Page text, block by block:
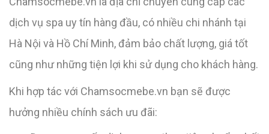
dịch vụ spa uy tín hàng đầu, có nhiều chi nhánh tại
Hà Nội và Hồ Chí Minh, đảm bảo chất lượng, giá tốt
cũng như những tiện lợi khi sử dụng cho khách hàng.
Khi hợp tác với Chamsocmebe.vn bạn sẽ được
hưởng nhiều chính sách ưu đãi: